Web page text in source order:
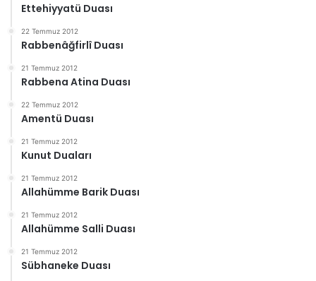
Ettehiyyatü Duası
22 Temmuz 2012
Rabbenâğfirlî Duası
21 Temmuz 2012
Rabbena Atina Duası
22 Temmuz 2012
Amentü Duası
21 Temmuz 2012
Kunut Duaları
21 Temmuz 2012
Allahümme Barik Duası
21 Temmuz 2012
Allahümme Salli Duası
21 Temmuz 2012
Sübhaneke Duası